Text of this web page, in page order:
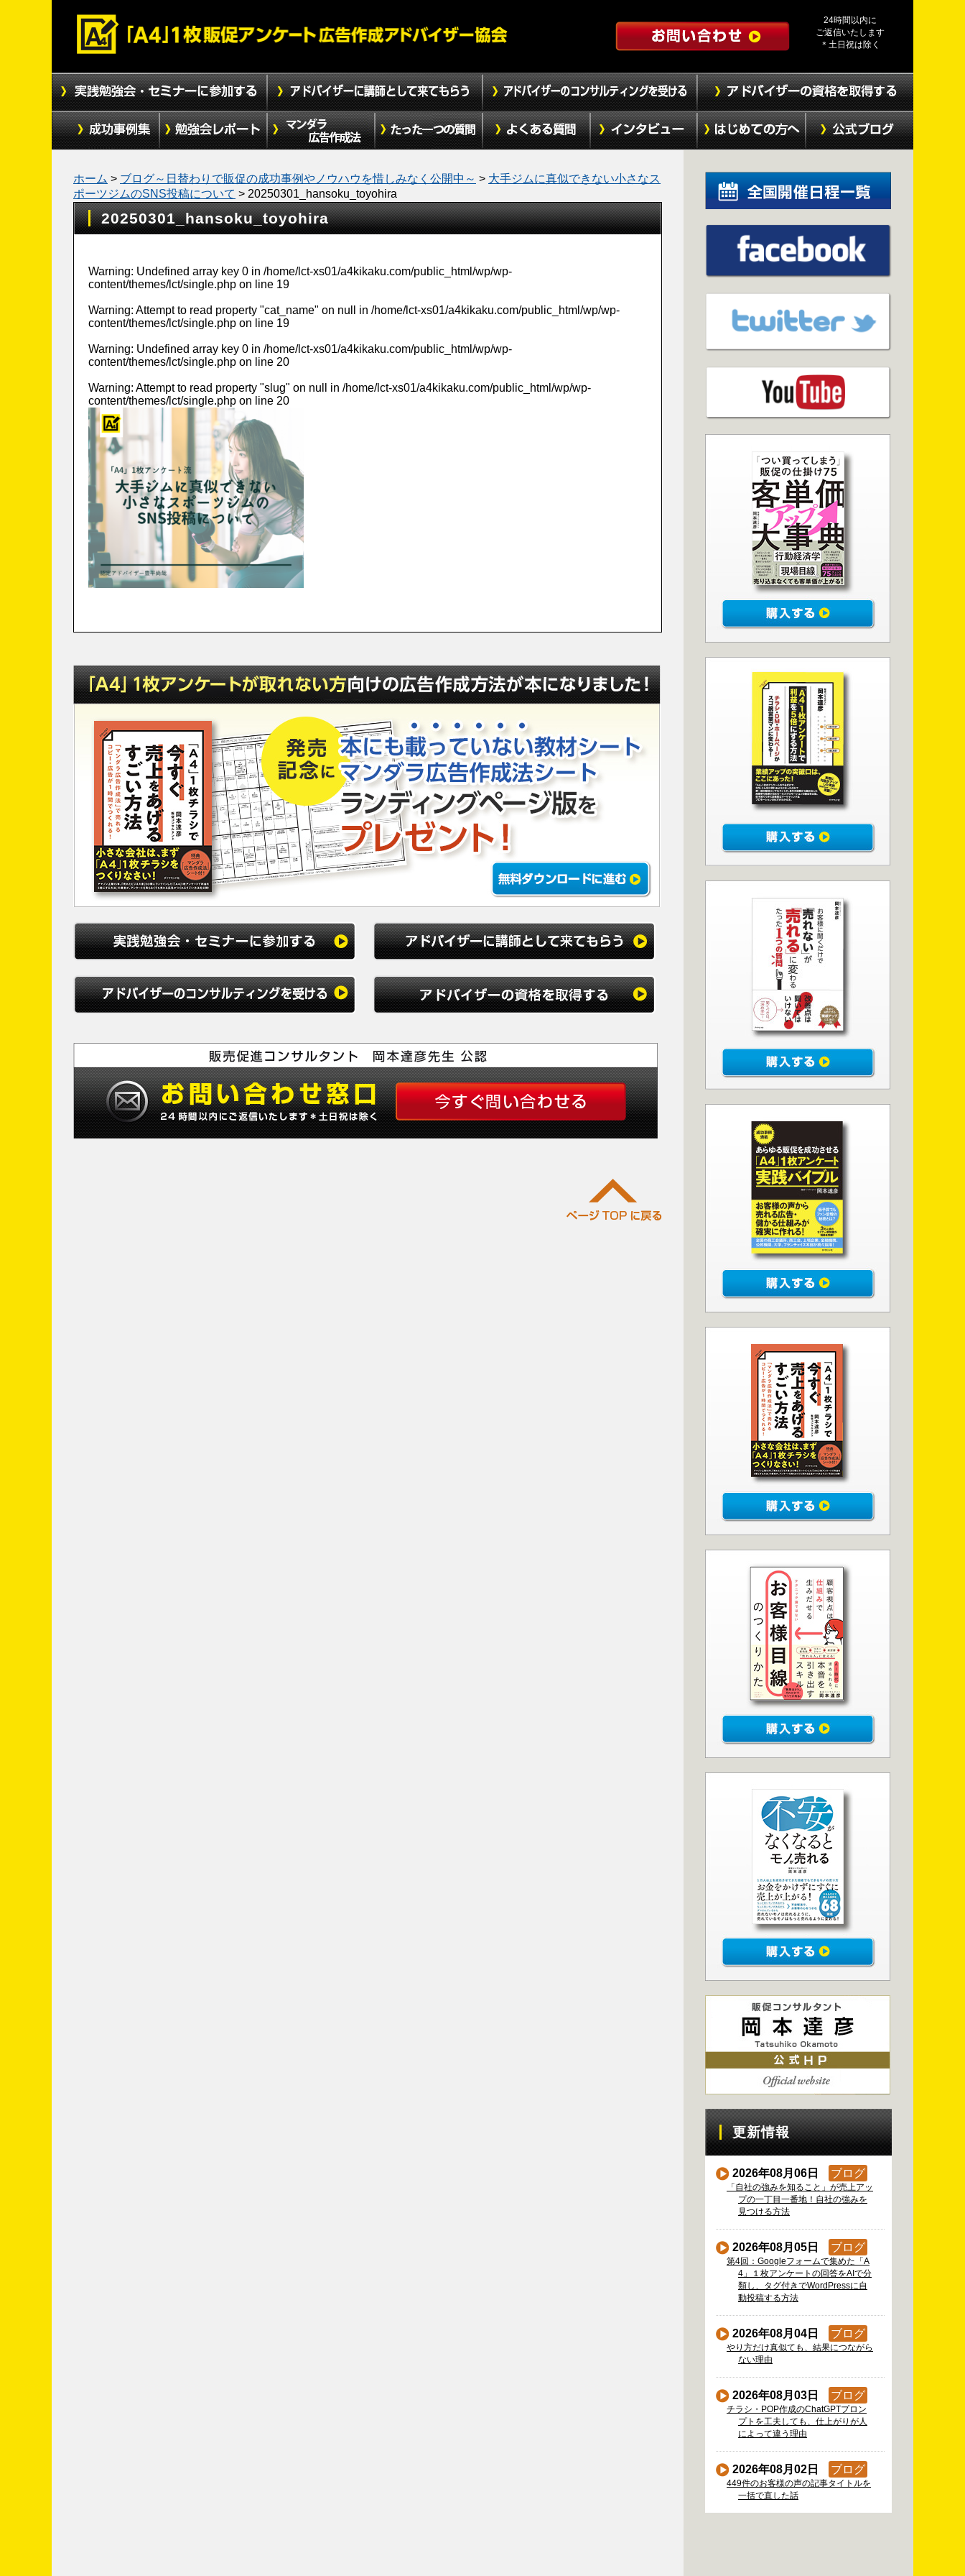
24時間以内に
ご返信いたします
＊土日祝は除く
ホーム > ブログ～日替わりで販促の成功事例やノウハウを惜しみなく公開中～ > 大手ジムに真似できない小さなス
ポーツジムのSNS投稿について > 20250301_hansoku_toyohira
20250301_hansoku_toyohira
Warning: Undefined array key 0 in /home/lct-xs01/a4kikaku.com/public_html/wp/wp-
content/themes/lct/single.php on line 19
Warning: Attempt to read property "cat_name" on null in /home/lct-xs01/a4kikaku.com/public_html/wp/wp-
content/themes/lct/single.php on line 19
Warning: Undefined array key 0 in /home/lct-xs01/a4kikaku.com/public_html/wp/wp-
content/themes/lct/single.php on line 20
Warning: Attempt to read property "slug" on null in /home/lct-xs01/a4kikaku.com/public_html/wp/wp-
content/themes/lct/single.php on line 20
更新情報
2026年08月06日 ブログ
「自社の強みを知ること」が売上アッ
プの一丁目一番地！自社の強みを
見つける方法
2026年08月05日 ブログ
第4回：Googleフォームで集めた「A
4」１枚アンケートの回答をAIで分
類し、タグ付きでWordPressに自
動投稿する方法
2026年08月04日 ブログ
やり方だけ真似ても、結果につながら
ない理由
2026年08月03日 ブログ
チラシ・POP作成のChatGPTプロン
プトを工夫しても、仕上がりが人
によって違う理由
2026年08月02日 ブログ
449件のお客様の声の記事タイトルを
一括で直した話